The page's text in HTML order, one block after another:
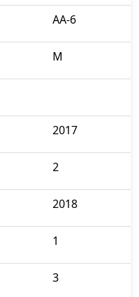
AA-6
M
2017
2
2018
1
3